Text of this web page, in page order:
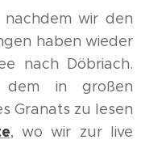
wir den
haben wieder
nach Döbriach.
in großen
Granats zu lesen
, wo wir zur live